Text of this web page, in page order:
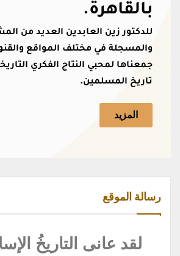
بالقاهرة.
للدكتور زين العابدين العديد من
والمسجلة في مختلف المواقع
جمعناها لمحبي النتاج الفكري
تاريخ المسلمين.
المزيد
رسالة الموقع
لقد عانى التاريخُ